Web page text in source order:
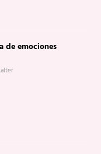
de emociones